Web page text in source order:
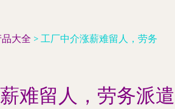
品大全 > 工厂中介涨薪难留人，劳务
难留人，劳务派遣